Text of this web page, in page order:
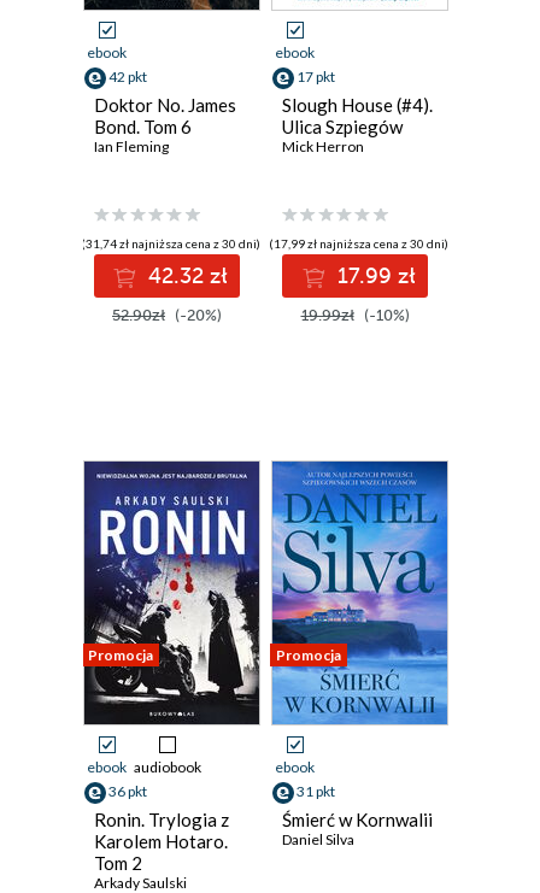
ebook
42 pkt
Doktor No. James
Bond. Tom 6
Ian Fleming
(31,74 zł najniższa cena z 30 dni)
42.32 zł
52.90zł (-20%)
ebook
17 pkt
Slough House (#4).
Ulica Szpiegów
Mick Herron
(17,99 zł najniższa cena z 30 dni)
17.99 zł
19.99zł (-10%)
Promocja
ebook audiobook
36 pkt
Ronin. Trylogia z
Karolem Hotaro.
Tom 2
Arkady Saulski
Promocja
ebook
31 pkt
Śmierć w Kornwalii
Daniel Silva